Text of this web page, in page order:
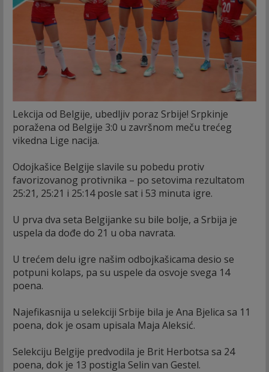
Lekcija od Belgije, ubedljiv poraz Srbije! Srpkinje
poražena od Belgije 3:0 u završnom meču trećeg
vikedna Lige nacija.
Odojkašice Belgije slavile su pobedu protiv
favorizovanog protivnika – po setovima rezultatom
25:21, 25:21 i 25:14 posle sat i 53 minuta igre.
U prva dva seta Belgijanke su bile bolje, a Srbija je
uspela da dođe do 21 u oba navrata.
U trećem delu igre našim odbojkašicama desio se
potpuni kolaps, pa su uspele da osvoje svega 14
poena.
Najefikasnija u selekciji Srbije bila je Ana Bjelica sa 11
poena, dok je osam upisala Maja Aleksić.
Selekciju Belgije predvodila je Brit Herbotsa sa 24
poena, dok je 13 postigla Selin van Gestel.